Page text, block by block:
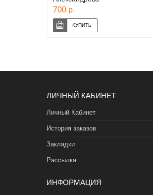
700 р.
ЛИЧНЫЙ КАБИНЕТ
Личный Кабинет
История заказов
Закладки
Рассылка
ИНФОРМАЦИЯ